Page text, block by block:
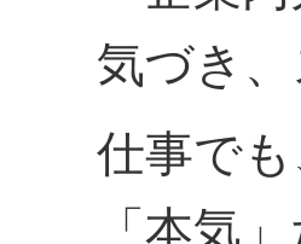
気づき
仕事で
「本気